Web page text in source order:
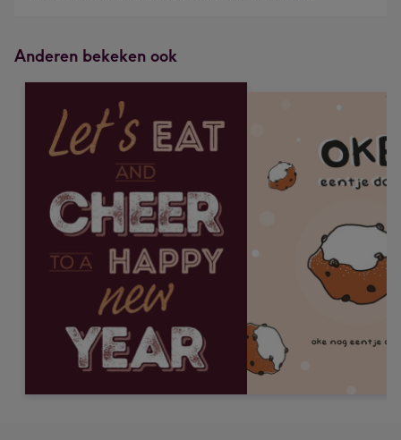
Anderen bekeken ook